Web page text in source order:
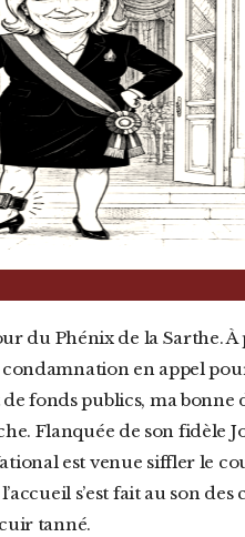
condamnation en appel
fonds publics, ma bonne
Flanquée de son fidèle
est venue siffler le
s’est fait au son
tanné.